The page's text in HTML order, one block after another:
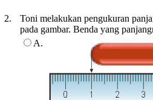
2.
Toni melakukan pengukuran
pada gambar. Benda yang
A.